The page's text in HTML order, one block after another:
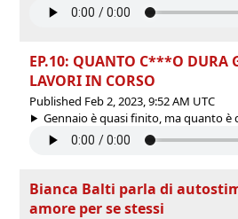
EP.10: QUANTO C***O DURA
LAVORI IN CORSO
Published Feb 2, 2023, 9:52 AM UTC
Gennaio è quasi finito, ma quanto è
Bianca Balti parla di
amore per se stessi